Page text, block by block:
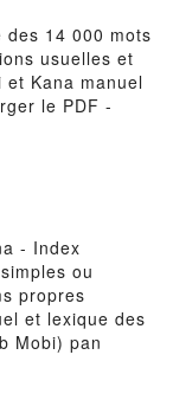
14 000 mots
usuelles et
Kana manuel
le PDF -
- Index
ou
propres
et lexique des
Mobi) pan